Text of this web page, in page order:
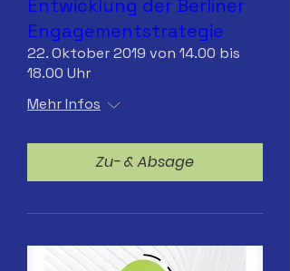
Entwicklung der Berliner
Engagementstrategie
22. Oktober 2019 von 14.00 bis
18.00 Uhr
Mehr Infos
Zu- & Absage